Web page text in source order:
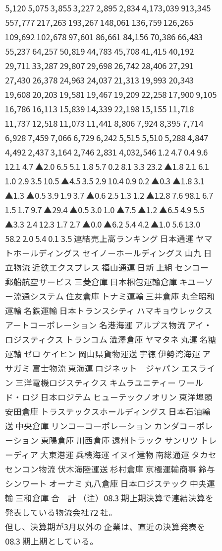
5,120 5,075 3,855 3,227 2,895 2,834 4,173,039 913,345
557,777 217,263 193,267 148,061 136,759 126,265
109,692 102,678 97,601 86,661 84,156 70,386 66,483
55,237 64,257 50,819 44,783 45,708 41,415 40,192
29,711 33,287 29,807 29,698 26,742 28,406 27,291
27,430 26,378 24,963 24,037 21,313 19,993 20,343
19,608 20,203 19,581 19,467 19,209 22,258 17,900 9,105
16,786 16,113 15,839 14,339 22,198 15,155 11,718
11,737 12,518 11,073 11,441 8,806 7,924 8,395 7,714
6,928 7,459 7,066 6,729 6,242 5,515 5,510 5,288 4,847
4,492 2,437 3,164 2,746 2,831 4,032,546 1.2 4.7 0.4 9.6
12.1 4.7 ▲2.0 6.5 5.1 1.8 5.7 0.2 8.1 3.3 23.2 ▲1.8 2.1 6.1
1.0 2.9 3.5 10.5 ▲4.5 3.5 2.9 10.4 0.9 0.2 ▲0.3 ▲1.8 3.1
▲1.3 ▲0.5 3.9 1.9 3.7 ▲0.6 2.5 1.3 1.2 ▲12.8 7.6 98.1 6.7
1.5 1.7 9.7 ▲29.4 ▲0.5 3.0 1.0 ▲7.5 ▲1.2 ▲6.5 4.9 5.5
▲3.3 2.4 12.3 1.7 2.7 ▲0.0 ▲6.2 5.4 4.2 ▲1.0 5.6 13.0
58.2 2.0 5.4 0.1 3.5 連結売上高ランキング 日本通運 ヤマ
トホールディングス セイノーホールディングス 山九 日
立物流 近鉄エクスプレス 福山通運 日新 上組 センコー
郵船航空サービス 三菱倉庫 日本梱包運輸倉庫 キユーソ
ー流通システム 住友倉庫 トナミ運輸 三井倉庫 丸全昭和
運輸 名鉄運輸 日本トランスシティ ハマキョウレックス
アートコーポレーション 名港海運 アルプス物流 アイ・
ロジスティクス トランコム 澁澤倉庫 ヤマタネ 丸運 名糖
運輸 ゼロ ケイヒン 岡山県貨物運送 宇徳 伊勢湾海運 ア
サガミ 富士物流 東海運 ロジネット ジャパン エスライ
ン 三洋電機ロジスティクス キムラユニティー ワール
ド・ロジ 日本ロジテム ヒューテックノオリン 東洋埠頭
安田倉庫 トラステックスホールディングス 日本石油輸
送 中央倉庫 リンコーコーポレーション カンダコーポレ
ーション 東陽倉庫 川西倉庫 遠州トラック サンリツ トレ
ーディア 大東港運 兵機海運 イヌイ建物 南総通運 タカセ
センコン物流 伏木海陸運送 杉村倉庫 京極運輸商事 鈴与
シンワート オーナミ 丸八倉庫 日本ロジステック 中央運
輸 三和倉庫 合 計 （注）08.3 期上期決算で連結決算を
発表している物流会社72 社。
但し、決算期が3月以外の 企業は、直近の決算発表を
08.3 期上期としている。